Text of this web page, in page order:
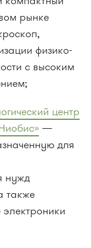
рынке
физико-
с высоким
центр
—
для
нужд
также